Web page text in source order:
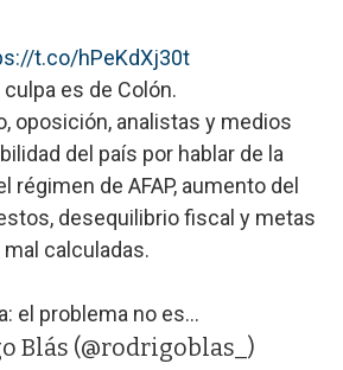
t.co/hPeKdXj30t
culpa es de Colón.
oposición, analistas y medios
del país por hablar de la
régimen de AFAP, aumento del
desequilibrio fiscal y metas
mal calculadas.
el problema no es…
Blás (@rodrigoblas_)